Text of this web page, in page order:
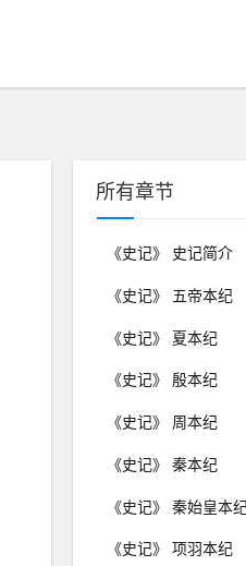
所有章节
《史记》 史记简介
《史记》 五帝本纪
《史记》 夏本纪
《史记》 殷本纪
《史记》 周本纪
《史记》 秦本纪
《史记》 秦始皇本
《史记》 项羽本纪